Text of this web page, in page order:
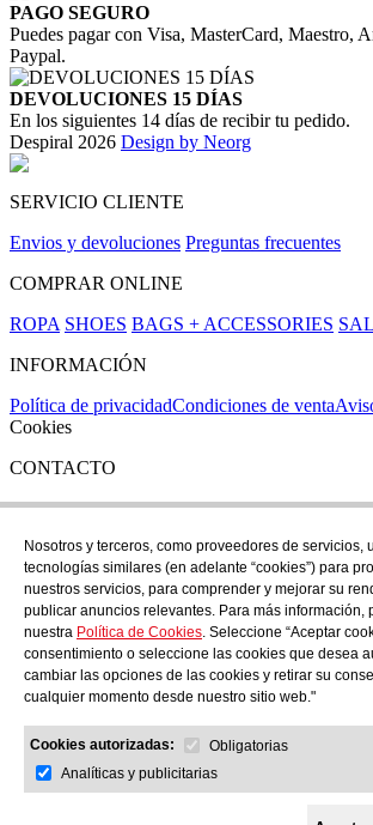
PAGO SEGURO
Puedes pagar con Visa, MasterCard, Maestro,
Paypal.
DEVOLUCIONES 15 DÍAS
En los siguientes 14 días de recibir tu pedido.
Despiral 2026 Design by Neorg
SERVICIO CLIENTE
Envios y devoluciones Preguntas frecuentes
COMPRAR ONLINE
ROPA SHOES BAGS + ACCESSORIES
INFORMACIÓN
Política de privacidadCondiciones de venta
Cookies
CONTACTO
Si tienes cualquier duda puedes contactar con
TEL: +34 972 21 30 04
EMAIL: despiral@despiral.com
SÍGUENOS EN
Instagram
Financiado por la Unión
NextGeneration EU
Nosotros y terceros, como proveedores de servicios,
tecnologías similares (en adelante “cookies”) para
nuestros servicios, para comprender y mejorar su
publicar anuncios relevantes. Para más información,
nuestra Política de Cookies. Seleccione “Aceptar
consentimiento o seleccione las cookies que desea
cambiar las opciones de las cookies y retirar su
cualquier momento desde nuestro sitio web."
Cookies autorizadas:
Obligatorias
Analíticas y publicitarias